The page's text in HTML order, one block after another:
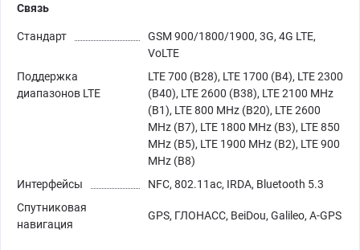
Связь
Стандарт
GSM 900/1800/1900, 3G, 4G LTE,
VoLTE
Поддержка
диапазонов LTE
LTE 700 (B28), LTE 1700 (B4), LTE 2300
(B40), LTE 2600 (B38), LTE 2100 MHz
(B1), LTE 800 MHz (B20), LTE 2600
MHz (B7), LTE 1800 MHz (B3), LTE 850
MHz (B5), LTE 1900 MHz (B2), LTE 900
MHz (B8)
Интерфейсы
NFC, 802.11ac, IRDA, Bluetooth 5.3
Спутниковая
навигация
GPS, ГЛОНАСС, BeiDou, Galileo, A-GPS